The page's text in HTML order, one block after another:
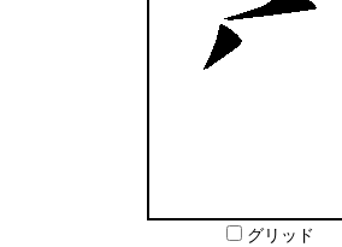
グリッド